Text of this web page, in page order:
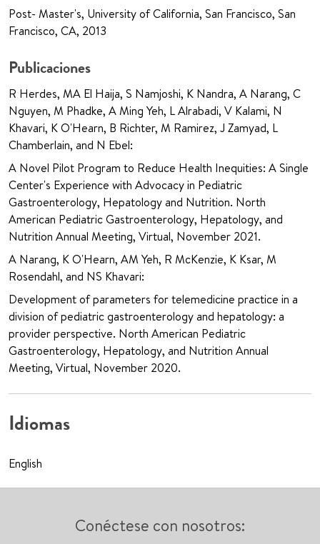
Post- Master's, University of California, San Francisco, San
Francisco, CA, 2013
Publicaciones
R Herdes, MA El Haija, S Namjoshi, K Nandra, A Narang, C
Nguyen, M Phadke, A Ming Yeh, L Alrabadi, V Kalami, N
Khavari, K O'Hearn, B Richter, M Ramirez, J Zamyad, L
Chamberlain, and N Ebel:
A Novel Pilot Program to Reduce Health Inequities: A Single
Center's Experience with Advocacy in Pediatric
Gastroenterology, Hepatology and Nutrition. North
American Pediatric Gastroenterology, Hepatology, and
Nutrition Annual Meeting, Virtual, November 2021.
A Narang, K O'Hearn, AM Yeh, R McKenzie, K Ksar, M
Rosendahl, and NS Khavari:
Development of parameters for telemedicine practice in a
division of pediatric gastroenterology and hepatology: a
provider perspective. North American Pediatric
Gastroenterology, Hepatology, and Nutrition Annual
Meeting, Virtual, November 2020.
Idiomas
English
Conéctese con nosotros: